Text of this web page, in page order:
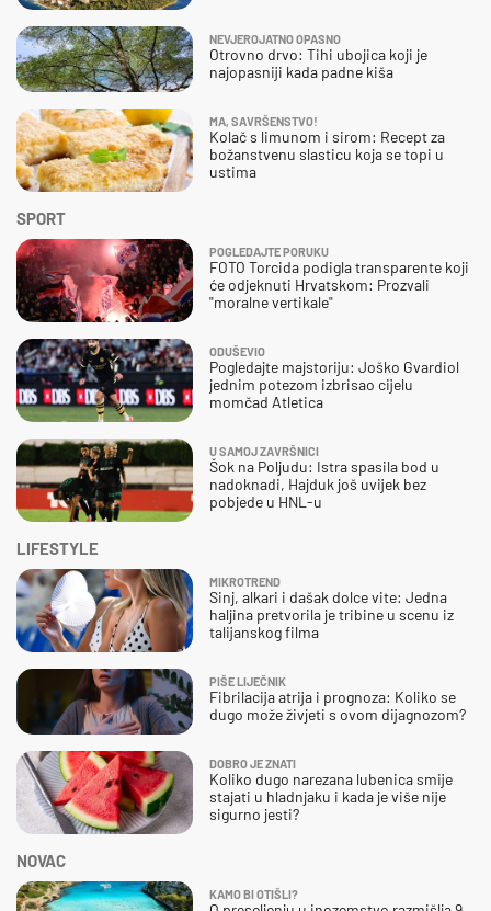
SPORT
POGLEDAJTE PORUKU
FOTO Torcida podigla transparente koji
će odjeknuti Hrvatskom: Prozvali
"moralne vertikale"
ODUŠEVIO
Pogledajte majstoriju: Joško Gvardiol
jednim potezom izbrisao cijelu
momčad Atletica
U SAMOJ ZAVRŠNICI
Šok na Poljudu: Istra spasila bod u
nadoknadi, Hajduk još uvijek bez
pobjede u HNL-u
NEVJEROJATNO OPASNO
Otrovno drvo: Tihi ubojica koji je
najopasniji kada padne kiša
MA, SAVRŠENSTVO!
Kolač s limunom i sirom: Recept za
božanstvenu slasticu koja se topi u
ustima
NOVAC
KAMO BI OTIŠLI?
LIFESTYLE
MIKROTREND
Sinj, alkari i dašak dolce vite: Jedna
haljina pretvorila je tribine u scenu iz
talijanskog filma
PIŠE LIJEČNIK
Fibrilacija atrija i prognoza: Koliko se
dugo može živjeti s ovom dijagnozom?
DOBRO JE ZNATI
Koliko dugo narezana lubenica smije
stajati u hladnjaku i kada je više nije
sigurno jesti?